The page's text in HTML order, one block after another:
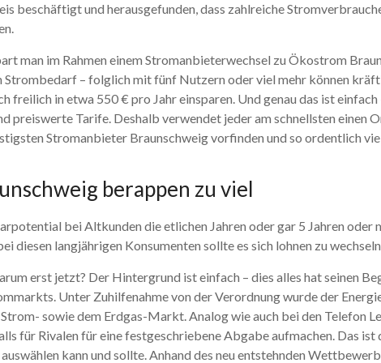
beschäftigt und herausgefunden, dass zahlreiche
man im Rahmen einem Stromanbieterwechsel zu Ökostrom
Strombedarf – folglich mit fünf Nutzern oder viel mehr können
freilich in etwa 550 € pro Jahr einsparen. Und genau das ist
Tarife. Deshalb verwendet jeder am schnellsten einen
Stromanbieter Braunschweig vorfinden und so ordentlich
berappen zu viel
bei Altkunden die etlichen Jahren oder gar 5 Jahren
diesen langjährigen Konsumenten sollte es sich lohnen zu
erst jetzt? Der Hintergrund ist einfach – dies alles hat seinen
Unter Zuhilfenahme von der Verordnung wurde der
sowie dem Erdgas-Markt. Analog wie auch bei den Telefon
für Rivalen für eine festgeschriebene Abgabe aufmachen. Das
kann und sollte. Anhand des neu entstehnden